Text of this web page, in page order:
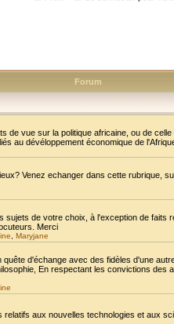
Forum
de vue sur la politique africaine, ou de
au dévéloppement économique de
Venez echanger dans cette rubrique,
sujets de votre choix, à l'exception de faits
Merci
Maryjane
d'échange avec des fidèles d'une
En respectant les convictions des
aux nouvelles technologies et aux